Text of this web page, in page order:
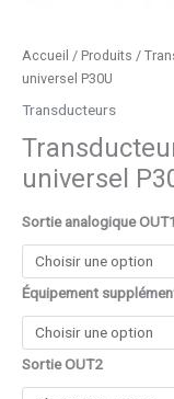
Accueil / Produits /
universel P30U
Transducteurs
universel
Sortie analogique OUT1
Équipement
Sortie OUT2